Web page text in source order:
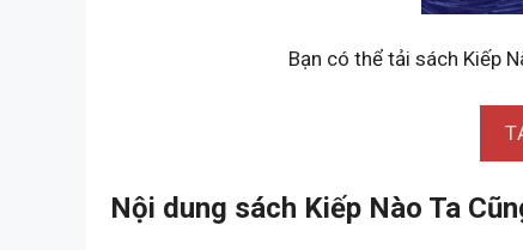
Bạn có thể tải sách Kiếp
Nội dung sách Kiếp Nào Ta